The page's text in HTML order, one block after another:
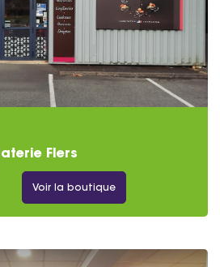
Flers
Voir la boutique